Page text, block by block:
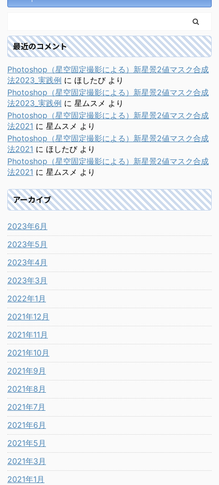
最近のコメント
Photoshop（星空固定撮影による）新星景2値マスク合成
法2023_実践例 に ほしたびより
Photoshop（星空固定撮影による）新星景2値マスク合成
法2023_実践例 に 星ムスメ より
Photoshop（星空固定撮影による）新星景2値マスク合成
法2021 に 星ムスメ より
Photoshop（星空固定撮影による）新星景2値マスク合成
法2021 に ほしたびより
Photoshop（星空固定撮影による）新星景2値マスク合成
法2021 に 星ムスメ より
アーカイブ
2023年6月
2023年5月
2023年4月
2023年3月
2022年1月
2021年12月
2021年11月
2021年10月
2021年9月
2021年8月
2021年7月
2021年6月
2021年5月
2021年3月
2021年1月